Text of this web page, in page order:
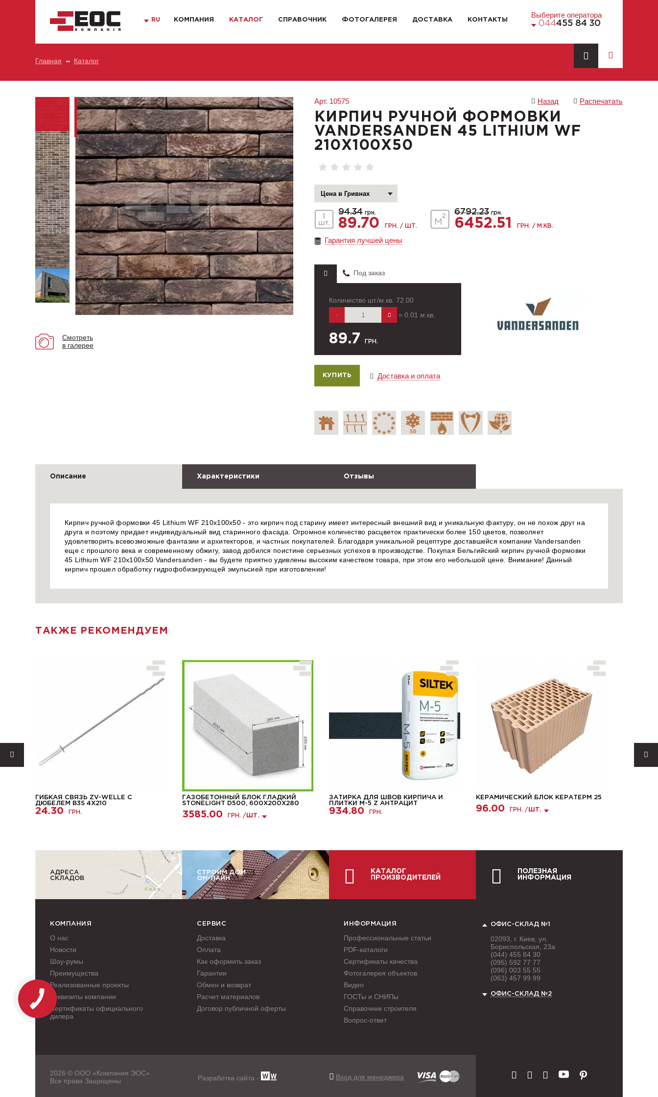
RU КОМПАНИЯ КАТАЛОГ СПРАВОЧНИК ФОТОГАЛЕРЕЯ ДОСТАВКА КОНТАКТЫ
Выберите оператора
044455 84 30
Главная Каталог
Смотреть
в галерее
Арт. 10575 Назад Распечатать
КИРПИЧ РУЧНОЙ ФОРМОВКИ
VANDERSANDEN 45 LITHIUM WF
210X100X50
94.34 грн.
89.70 ГРН. / ШТ.
6792.23 грн.
6452.51 ГРН. / М.КВ.
Гарантия лучшей цены
Под заказ
Количество шт./м.кв. 72.00
= 0.01 м.кв.
89.7 ГРН.
Доставка и оплата
Описание Характеристики Отзывы
Кирпич ручной формовки 45 Lithium WF 210x100x50 - это кирпич под старину имеет интересный внешний вид и уникальную фактуру, он не похож друг на
друга и поэтому придает индивидуальный вид старинного фасада. Огромное количество расцветок практически более 150 цветов, позволяет
удовлетворить всевозможные фантазии и архитекторов, и частных покупателей. Благодаря уникальной рецептуре доставшейся компании Vandersanden
еще с прошлого века и современному обжигу, завод добился поистине серьезных успехов в производстве. Покупая Бельгийский кирпич ручной формовки
45 Lithium WF 210x100x50 Vandersanden - вы будете приятно удивлены высоким качеством товара, при этом его небольшой цене. Внимание! Данный
кирпич прошел обработку гидрофобизирующей эмульсией при изготовлении!
ТАКЖЕ РЕКОМЕНДУЕМ
ГИБКАЯ СВЯЗЬ ZV-WELLE С
ДЮБЕЛЕМ B3S 4X210
24.30 ГРН.
ГАЗОБЕТОННЫЙ БЛОК ГЛАДКИЙ
STONELIGHT D500, 600Х200Х280
3585.00 ГРН. / ШТ.
ЗАТИРКА ДЛЯ ШВОВ КИРПИЧА И
ПЛИТКИ М-5 Z АНТРАЦИТ
934.80 ГРН.
КЕРАМИЧЕСКИЙ БЛОК КЕРАТЕРМ 25
96.00 ГРН. / ШТ.
АДРЕСА
СКЛАДОВ
СТРОИМ ДОМ
ОН-ЛАЙН
КАТАЛОГ
ПРОИЗВОДИТЕЛЕЙ
ПОЛЕЗНАЯ
ИНФОРМАЦИЯ
КОМПАНИЯ
О нас
Новости
Шоу-румы
Преимущества
Реализованные проекты
Реквизиты компании
Сертификаты официального
дилера
СЕРВИС
Доставка
Оплата
Как оформить заказ
Гарантии
Обмен и возврат
Расчет материалов
Договор публичной оферты
ИНФОРМАЦИЯ
Профессиональные статьи
PDF-каталоги
Сертификаты качества
Фотогалерея объектов
Видео
ГОСТы и СНИПы
Справочник строителя
Вопрос-ответ
ОФИС-СКЛАД №1
02093, г. Киев, ул.
Бориспольская, 23а
(044) 455 84 30
(095) 592 77 77
(096) 003 55 55
(063) 457 99 99
ОФИС-СКЛАД №2
2026 © ООО «Компания ЭОС»
Все права Защищены
Разработка сайта - Вход для менеджера